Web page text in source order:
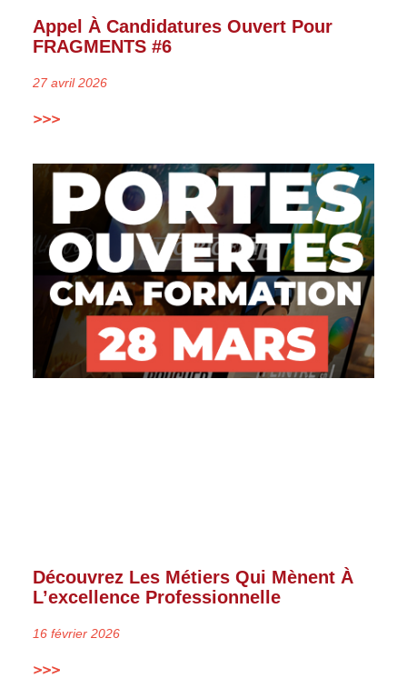
Appel À Candidatures Ouvert Pour
FRAGMENTS #6
27 avril 2026
>>>
Découvrez Les Métiers Qui Mènent À
L’excellence Professionnelle
16 février 2026
>>>